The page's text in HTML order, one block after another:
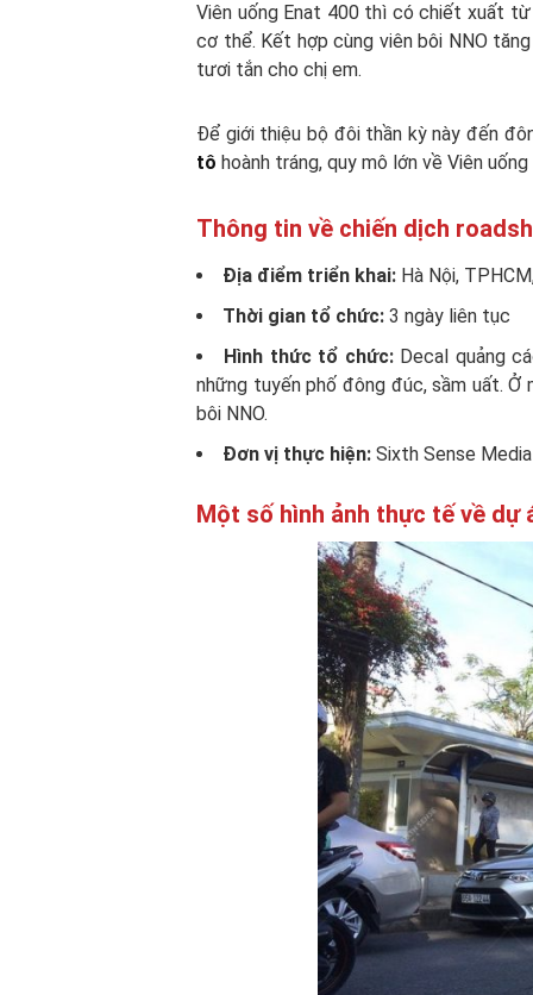
Viên uống Enat 400 thì có chiết xuất
cơ thể. Kết hợp cùng viên bôi NNO
tươi tắn cho chị em.
Để giới thiệu bộ đôi thần kỳ này đến
tô hoành tráng, quy mô lớn về Viên
Thông tin về chiến dịch
Địa điểm triển khai: Hà Nội,
Thời gian tổ chức: 3 ngày liên tục
Hình thức tổ chức:Decal quảng
những tuyến phố đông đúc, sầm uất.
bôi NNO.
Đơn vị thực hiện: Sixth Sense Media
Một số hình ảnh thực tế về dự